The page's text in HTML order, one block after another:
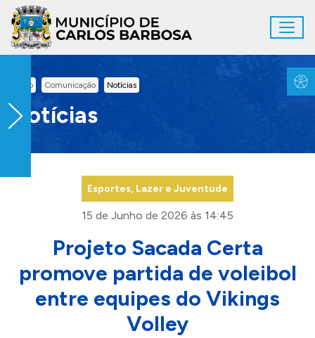
Ir para conteúdo principal
Inicio Comunicação Notícias
Notícias
Esportes, Lazer e Juventude
15 de Junho de 2026 às 14:45
Projeto Sacada Certa
promove partida de voleibol
entre equipes do Vikings
Volley